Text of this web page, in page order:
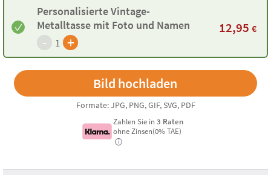
Personalisierte Vintage-
Metalltasse mit Foto und Namen
- 1 +
12,95 €
Formate: JPG, PNG, GIF, SVG, PDF
Zahlen Sie in 3 Raten
ohne Zinsen(0% TAE)
i